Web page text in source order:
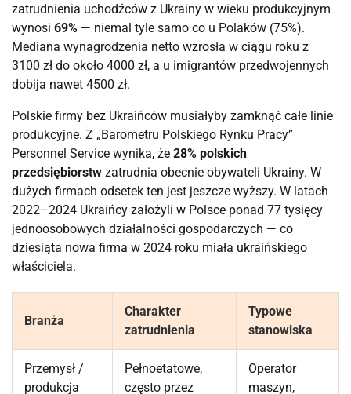
zatrudnienia uchodźców z Ukrainy w wieku produkcyjnym
wynosi 69% — niemal tyle samo co u Polaków (75%).
Mediana wynagrodzenia netto wzrosła w ciągu roku z
3100 zł do około 4000 zł, a u imigrantów przedwojennych
dobija nawet 4500 zł.
Polskie firmy bez Ukraińców musiałyby zamknąć całe linie
produkcyjne. Z „Barometru Polskiego Rynku Pracy”
Personnel Service wynika, że 28% polskich
przedsiębiorstw zatrudnia obecnie obywateli Ukrainy. W
dużych firmach odsetek ten jest jeszcze wyższy. W latach
2022–2024 Ukraińcy założyli w Polsce ponad 77 tysięcy
jednoosobowych działalności gospodarczych — co
dziesiąta nowa firma w 2024 roku miała ukraińskiego
właściciela.
Branża
Charakter
zatrudnienia
Typowe
stanowiska
Przemysł /
produkcja
Pełnoetatowe,
często przez
Operator
maszyn,